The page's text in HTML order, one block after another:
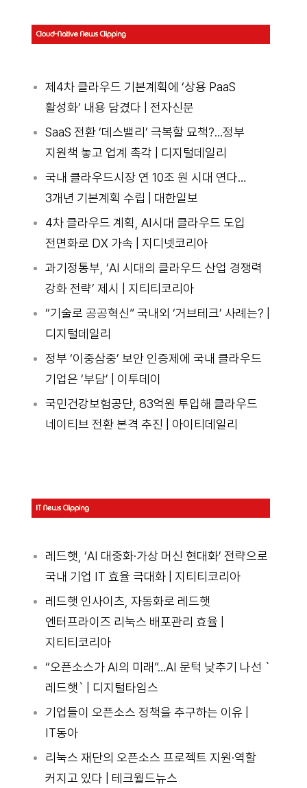
제4차 클라우드 기본계획에 ‘상용 PaaS
활성화’ 내용 담겼다 | 전자신문
SaaS 전환 ‘데스밸리’ 극복할 묘책?…정부
지원책 놓고 업계 촉각 | 디지털데일리
국내 클라우드시장 연 10조 원 시대 연다…
3개년 기본계획 수립 | 대한일보
4차 클라우드 계획, AI시대 클라우드 도입
전면화로 DX 가속 | 지디넷코리아
과기정통부, ‘AI 시대의 클라우드 산업 경쟁력
강화 전략’ 제시 | 지티티코리아
“기술로 공공혁신” 국내외 ‘거브테크’ 사례는? |
디지털데일리
정부 ‘이중삼중’ 보안 인증제에 국내 클라우드
기업은 ‘부담’ | 이투데이
국민건강보험공단, 83억원 투입해 클라우드
네이티브 전환 본격 추진 | 아이티데일리
레드햇, ‘AI 대중화·가상 머신 현대화’ 전략으로
국내 기업 IT 효율 극대화 | 지티티코리아
레드햇 인사이츠, 자동화로 레드햇
엔터프라이즈 리눅스 배포관리 효율 |
지티티코리아
“오픈소스가 AI의 미래”…AI 문턱 낮추기 나선 `
레드햇` | 디지털타임스
기업들이 오픈소스 정책을 추구하는 이유 |
IT동아
리눅스 재단의 오픈소스 프로젝트 지원·역할
커지고 있다 | 테크월드뉴스